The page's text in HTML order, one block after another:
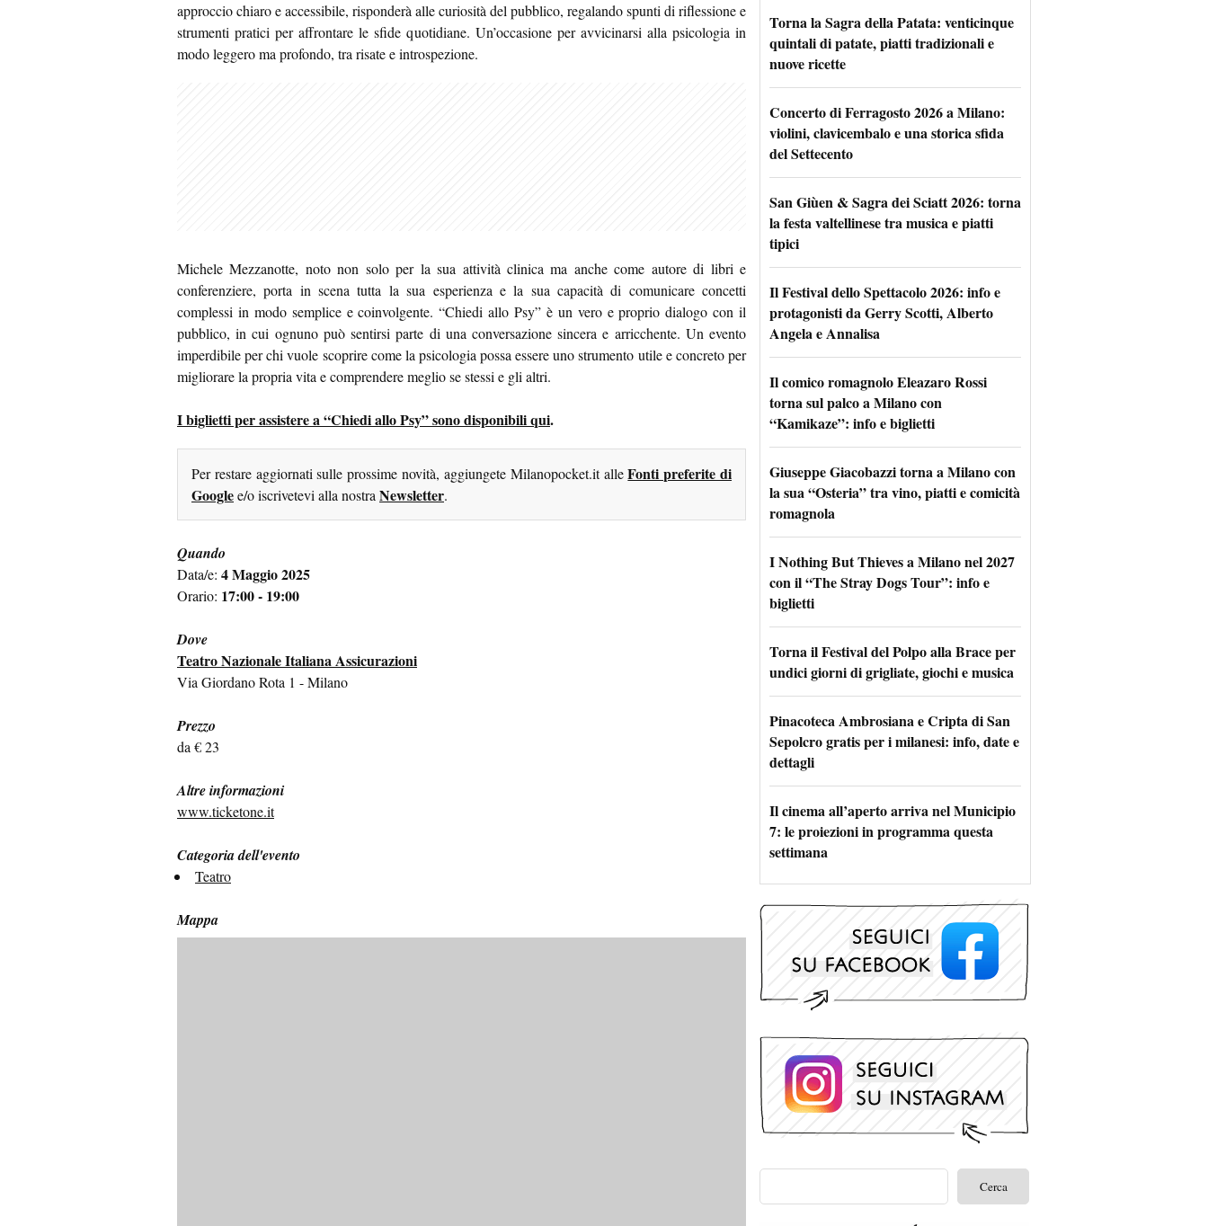
approccio chiaro e accessibile, risponderà alle curiosità del pubblico, regalando spunti di riflessione e
strumenti pratici per affrontare le sfide quotidiane. Un’occasione per avvicinarsi alla psicologia in
modo leggero ma profondo, tra risate e introspezione.
Michele Mezzanotte, noto non solo per la sua attività clinica ma anche come autore di libri e
conferenziere, porta in scena tutta la sua esperienza e la sua capacità di comunicare concetti
complessi in modo semplice e coinvolgente. “Chiedi allo Psy” è un vero e proprio dialogo con il
pubblico, in cui ognuno può sentirsi parte di una conversazione sincera e arricchente. Un evento
imperdibile per chi vuole scoprire come la psicologia possa essere uno strumento utile e concreto per
migliorare la propria vita e comprendere meglio se stessi e gli altri.
I biglietti per assistere a “Chiedi allo Psy” sono disponibili qui.
Per restare aggiornati sulle prossime novità, aggiungete Milanopocket.it alleFonti preferite di
Googlee/o iscrivetevi alla nostraNewsletter.
Quando
Data/e: 4 Maggio 2025
Orario: 17:00 - 19:00
Dove
Teatro Nazionale Italiana Assicurazioni
Via Giordano Rota 1 - Milano
Prezzo
da € 23
Altre informazioni
www.ticketone.it
Categoria dell'evento
Teatro
Mappa
Torna la Sagra della Patata: venticinque
quintali di patate, piatti tradizionali e
nuove ricette
Concerto di Ferragosto 2026 a Milano:
violini, clavicembalo e una storica sfida
del Settecento
San Giùen & Sagra dei Sciatt 2026: torna
la festa valtellinese tra musica e piatti
tipici
Il Festival dello Spettacolo 2026: info e
protagonisti da Gerry Scotti, Alberto
Angela e Annalisa
Il comico romagnolo Eleazaro Rossi
torna sul palco a Milano con
“Kamikaze”: info e biglietti
Giuseppe Giacobazzi torna a Milano con
la sua “Osteria” tra vino, piatti e comicità
romagnola
I Nothing But Thieves a Milano nel 2027
con il “The Stray Dogs Tour”: info e
biglietti
Torna il Festival del Polpo alla Brace per
undici giorni di grigliate, giochi e musica
Pinacoteca Ambrosiana e Cripta di San
Sepolcro gratis per i milanesi: info, date e
dettagli
Il cinema all’aperto arriva nel Municipio
7: le proiezioni in programma questa
settimana